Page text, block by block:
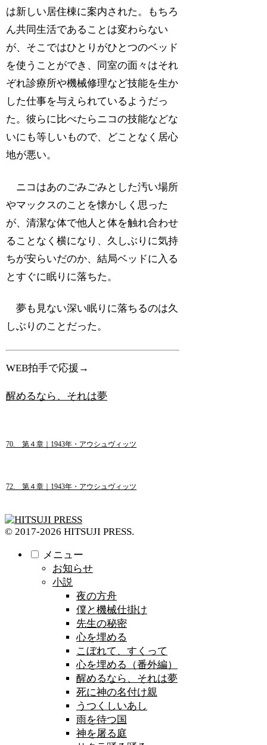
は新しい居住棟に案内された。もちろ
ん共同生活であることは変わらない
が、そこではひとりがひとつのベッド
を使うことができ、同室の面々はそれ
ぞれ診療所や機械修理など技能を生か
した仕事を与えられているようだっ
た。彼らに比べたらニコの技能などな
いにも等しいもので、どことなく居心
地が悪い。
ニコはあのごみごみとした汚い場所
やマックスのことを懐かしく思った
が、清潔な体で他人と体を触れ合わせ
ることなく横になり、久しぶりに気持
ちが安らいだのか、結局ベッドに入る
とすぐに眠りに落ちた。
夢も見ない深い眠りに落ちるのは久
しぶりのことだった。
WEB拍手で応援→
醒めるなら、それは夢
70. 第４章｜1943年・アウシュヴィッツ
72. 第４章｜1943年・アウシュヴィッツ
© 2017-2026 HITSUJI PRESS.
メニュー
お知らせ
小説
夜の方舟
僕と機械仕掛け
先生の秘密
心を埋める
こぼれて、すくって
心を埋める（番外編）
醒めるなら、それは夢
死に神の名付け親
うつくしいあし
雨を待つ国
神を屠る庭